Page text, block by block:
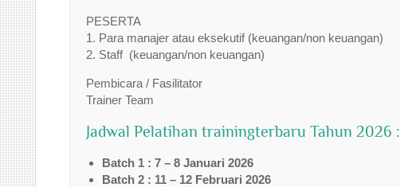
PESERTA
1. Para manajer atau eksekutif (keuangan/non keuangan)
2. Staff (keuangan/non keuangan)
Pembicara / Fasilitator
Trainer Team
Jadwal Pelatihan trainingterbaru Tahun 2026 :
Batch 1 : 7 – 8 Januari 2026
Batch 2 : 11 – 12 Februari 2026